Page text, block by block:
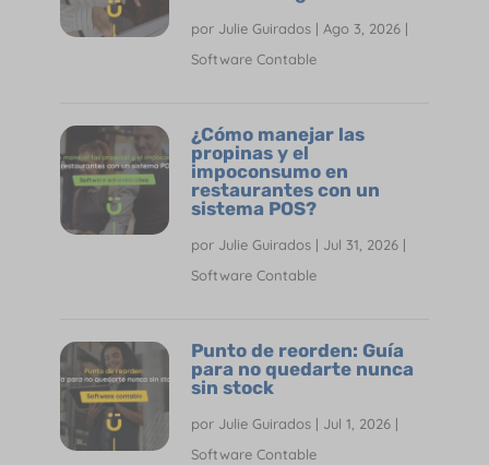
por Julie Guirados| Ago 3, 2026|
Software Contable
¿Cómo manejar las
propinas y el
impoconsumo en
restaurantes con un
sistema POS?
por Julie Guirados| Jul 31, 2026|
Software Contable
Punto de reorden: Guía
para no quedarte nunca
sin stock
por Julie Guirados| Jul 1, 2026|
Software Contable